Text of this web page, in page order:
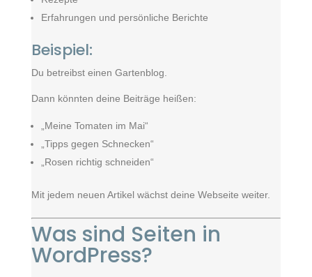
Erfahrungen und persönliche Berichte
Beispiel:
Du betreibst einen Gartenblog.
Dann könnten deine Beiträge heißen:
„Meine Tomaten im Mai“
„Tipps gegen Schnecken“
„Rosen richtig schneiden“
Mit jedem neuen Artikel wächst deine Webseite weiter.
Was sind Seiten in
WordPress?